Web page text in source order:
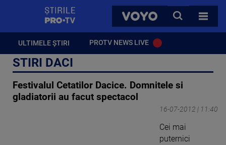
VOYO
CAUTA
TOATE
ULTIMELE ȘTIRI PROTV NEWS LIVE
STIRI DACI
Festivalul Cetatilor Dacice. Domnitele si
gladiatorii au facut spectacol
16-07-2012 | 11:40
Cei mai
puternici